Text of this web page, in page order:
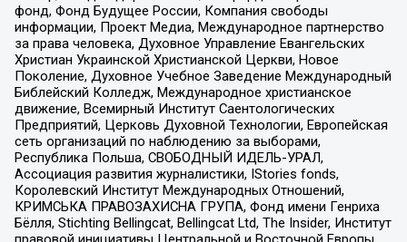
фонд, Фонд Будущее России, Компания свободы
информации, Проект Медиа, Международное партнерство
за права человека, Духовное Управление Евангельских
Христиан Украинской Христианской Церкви, Новое
Поколение, Духовное Учебное Заведение Международный
Библейский Колледж, Международное христианское
движение, Всемирный Институт Саентологических
Предприятий, Церковь Духовной Технологии, Европейская
сеть организаций по наблюдению за выборами,
Республика Польша, СВОБОДНЫЙ ИДЕЛЬ-УРАЛ,
Ассоциация развития журналистики, IStories fonds,
Королевский Институт Международных Отношений,
КРИМСЬКА ПРАВОЗАХИСНА ГРУПА, Фонд имени Генриха
Бёлля, Stichting Bellingcat, Bellingcat Ltd, The Insider, Институт